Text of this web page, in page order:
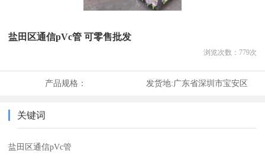
盐田区通信pVc管 可零售批发
浏览次数： 779次
产品规格： 发货地:广东省深圳市宝安区
关键词
盐田区通信pVc管